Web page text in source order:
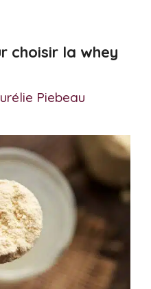
choisir la whey
Piebeau